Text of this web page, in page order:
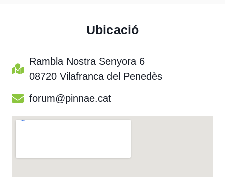
Ubicació
Rambla Nostra Senyora 6
08720 Vilafranca del Penedès
forum@pinnae.cat